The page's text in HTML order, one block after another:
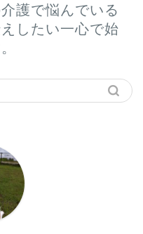
護で悩んでいる
したい一心で始
プロフィール